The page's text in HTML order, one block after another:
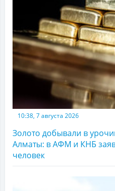
10:38, 7 августа 2026
Золото добывали в
Алматы: в АФМ и КНБ
человек